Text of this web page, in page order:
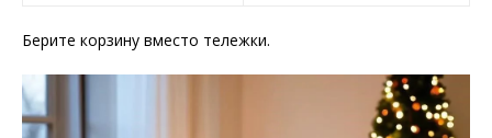
Берите корзину вместо тележки.